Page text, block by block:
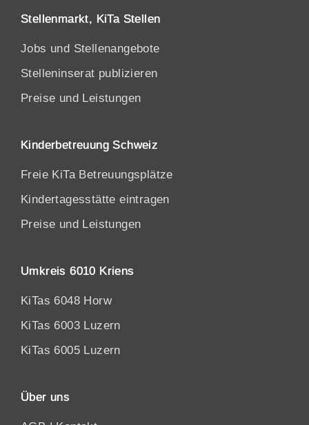
Stellenmarkt, KiTa Stellen
Jobs und Stellenangebote
Stelleninserat publizieren
Preise und Leistungen
Kinderbetreuung Schweiz
Freie KiTa Betreuungsplätze
Kindertagesstätte eintragen
Preise und Leistungen
Umkreis 6010 Kriens
KiTas 6048 Horw
KiTas 6003 Luzern
KiTas 6005 Luzern
Über uns